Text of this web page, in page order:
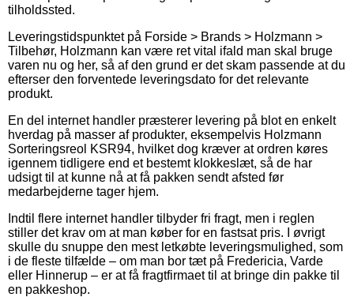
tilholdssted.
Leveringstidspunktet på Forside > Brands > Holzmann >
Tilbehør, Holzmann kan være ret vital ifald man skal bruge
varen nu og her, så af den grund er det skam passende at du
efterser den forventede leveringsdato for det relevante
produkt.
En del internet handler præsterer levering på blot en enkelt
hverdag på masser af produkter, eksempelvis Holzmann
Sorteringsreol KSR94, hvilket dog kræver at ordren køres
igennem tidligere end et bestemt klokkeslæt, så de har
udsigt til at kunne nå at få pakken sendt afsted før
medarbejderne tager hjem.
Indtil flere internet handler tilbyder fri fragt, men i reglen
stiller det krav om at man køber for en fastsat pris. I øvrigt
skulle du snuppe den mest letkøbte leveringsmulighed, som
i de fleste tilfælde – om man bor tæt på Fredericia, Varde
eller Hinnerup – er at få fragtfirmaet til at bringe din pakke til
en pakkeshop.